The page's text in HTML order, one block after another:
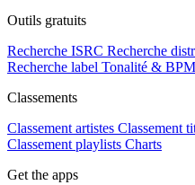
Outils gratuits
Recherche ISRC Recherche
Recherche label Tonalité & BPM
Classements
Classement artistes Classement
Classement playlists Charts
Get the apps